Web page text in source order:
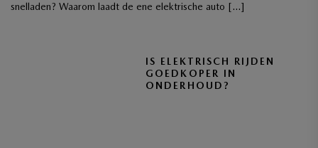
snelladen? Waarom laadt de ene elektrische auto […]
IS ELEKTRISCH RIJDEN
GOEDKOPER IN
ONDERHOUD?